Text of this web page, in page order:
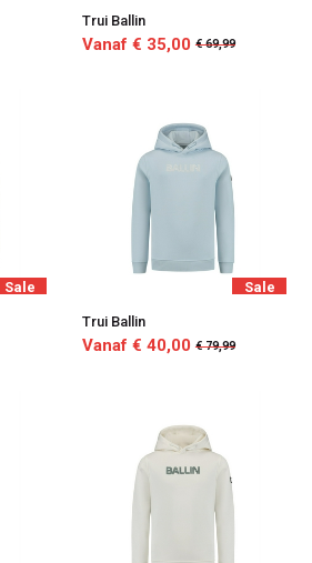
Trui Ballin
Vanaf € 35,00 € 69,99
Sale Sale
Trui Ballin
Vanaf € 40,00 € 79,99